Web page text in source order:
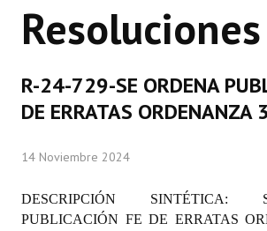
CONCEJO
Integrantes del Concejo
Concejales Mandato Cumplido
Resoluciones
R-24-729-SE ORDENA
DE ERRATAS
14 Noviembre 2024
DESCRIPCIÓN SINTÉTICA:
PUBLICACIÓN FE DE ERRATAS